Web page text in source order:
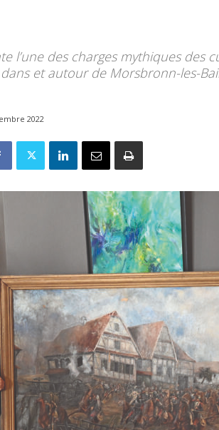
l’une des charges mythiques des
et autour de Morsbronn-les-
2022